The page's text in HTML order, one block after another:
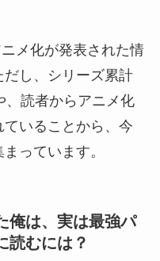
メ化が発表された情
し、シリーズ累計
、読者からアニメ化
いることから、今
っています。
俺は、実は最強パ
読むには？